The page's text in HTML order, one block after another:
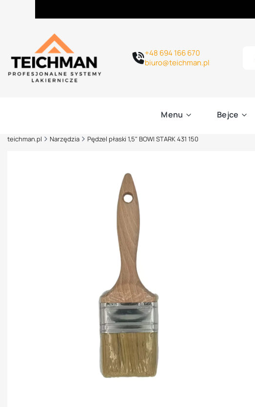
+48 694 166 670
biuro@teichman.pl
Menu Bejce
teichman.pl Narzędzia Pędzel płaski 1,5" BOWI STARK 431 150